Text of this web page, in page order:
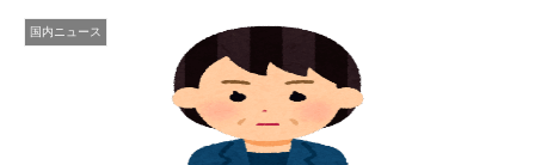
国内ニュース